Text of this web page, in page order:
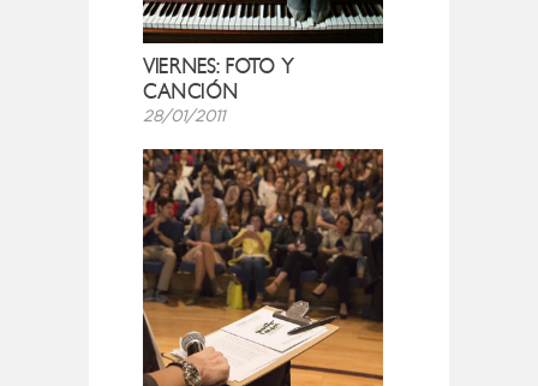
VIERNES: FOTO Y
CANCIÓN
28/01/2011